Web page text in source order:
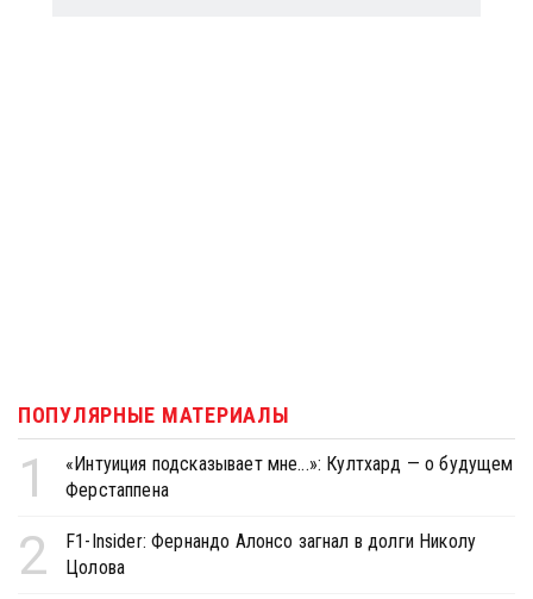
ПОПУЛЯРНЫЕ МАТЕРИАЛЫ
1
«Интуиция подсказывает мне...»: Култхард — о будущем
Ферстаппена
2
F1-Insider: Фернандо Алонсо загнал в долги Николу
Цолова